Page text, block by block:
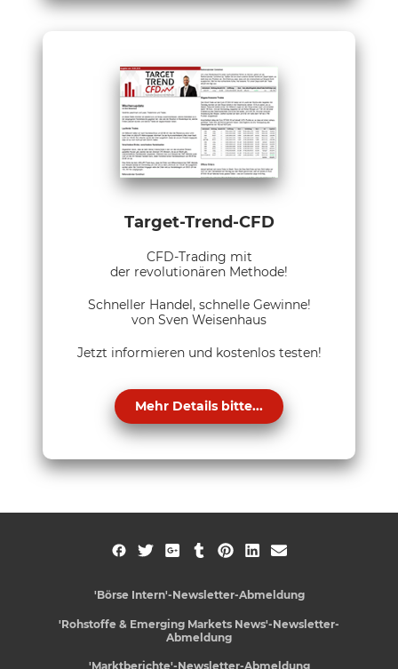
Target-Trend-CFD
CFD-Trading mit
der revolutionären Methode!
Schneller Handel, schnelle Gewinne!
von Sven Weisenhaus
Jetzt informieren und kostenlos testen!
Mehr Details bitte...
'Börse Intern'-Newsletter-Abmeldung
'Rohstoffe & Emerging Markets News'-Newsletter-
Abmeldung
'Marktberichte'-Newsletter-Abmeldung